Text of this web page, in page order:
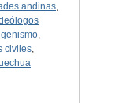
andinas,
,
civiles,